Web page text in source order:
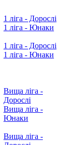
1 ліга - Дорослі
1 ліга - Юнаки
1 ліга - Дорослі
1 ліга - Юнаки
Вища ліга -
Дорослі
Вища ліга -
Юнаки
Вища ліга -